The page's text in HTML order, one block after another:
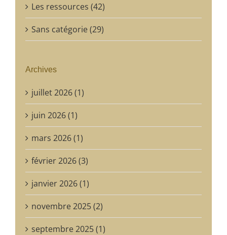
Les ressources (42)
Sans catégorie (29)
Archives
juillet 2026 (1)
juin 2026 (1)
mars 2026 (1)
février 2026 (3)
janvier 2026 (1)
novembre 2025 (2)
septembre 2025 (1)